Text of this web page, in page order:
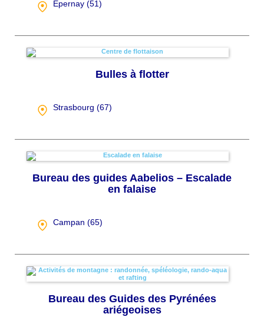
Épernay (51)
Bulles à flotter
Strasbourg (67)
Bureau des guides Aabelios – Escalade
en falaise
Campan (65)
Bureau des Guides des Pyrénées
ariégeoises